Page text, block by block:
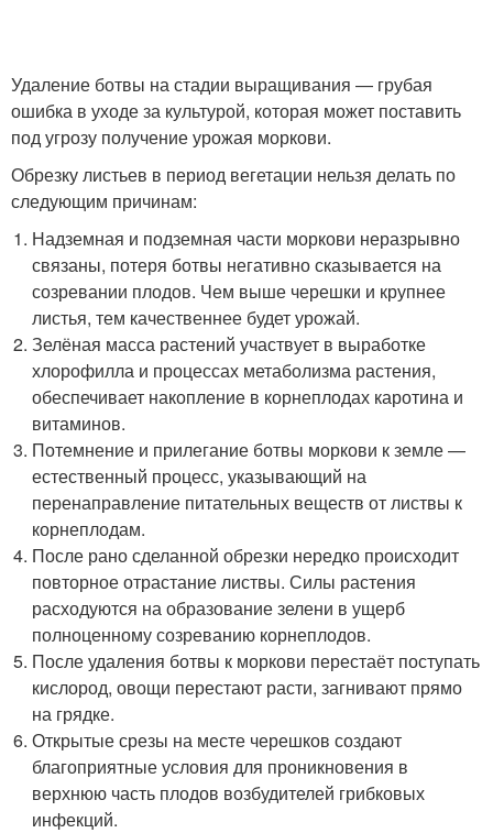
Удаление ботвы на стадии выращивания — грубая
ошибка в уходе за культурой, которая может поставить
под угрозу получение урожая моркови.
Обрезку листьев в период вегетации нельзя делать по
следующим причинам:
Надземная и подземная части моркови неразрывно
связаны, потеря ботвы негативно сказывается на
созревании плодов. Чем выше черешки и крупнее
листья, тем качественнее будет урожай.
Зелёная масса растений участвует в выработке
хлорофилла и процессах метаболизма растения,
обеспечивает накопление в корнеплодах каротина и
витаминов.
Потемнение и прилегание ботвы моркови к земле —
естественный процесс, указывающий на
перенаправление питательных веществ от листвы к
корнеплодам.
После рано сделанной обрезки нередко происходит
повторное отрастание листвы. Силы растения
расходуются на образование зелени в ущерб
полноценному созреванию корнеплодов.
После удаления ботвы к моркови перестаёт поступать
кислород, овощи перестают расти, загнивают прямо
на грядке.
Открытые срезы на месте черешков создают
благоприятные условия для проникновения в
верхнюю часть плодов возбудителей грибковых
инфекций.